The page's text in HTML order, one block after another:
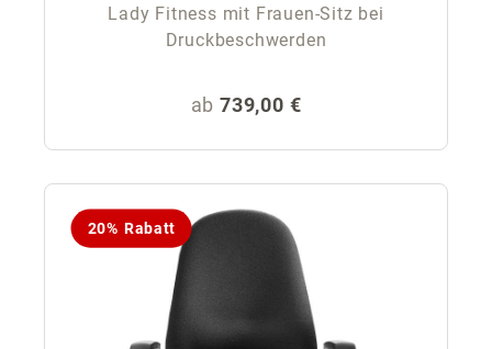
Lady Fitness mit Frauen-Sitz bei
Druckbeschwerden
Regulärer Preis:
ab 739,00 €
20% Rabatt